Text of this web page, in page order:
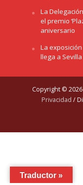
La
el premio
aniversario
La exposición
llega a Sevilla
Copyright ©
Privacidad /
Traductor »